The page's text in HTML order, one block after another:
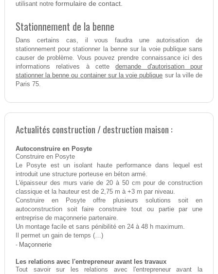
utilisant notre formulaire de contact.
Stationnement de la benne
Dans certains cas, il vous faudra une autorisation de
stationnement pour stationner la benne sur la voie publique sans
causer de problème. Vous pouvez prendre connaissance ici des
informations relatives à cettedemande d'autorisation pour
stationner la benne ou container sur la voie publique sur la ville de
Paris 75.
Actualités construction / destruction maison :
Autoconstruire en Posyte
Construire en Posyte
Le Posyte est un isolant haute performance dans lequel est
introduit une structure porteuse en béton armé.
L'épaisseur des murs varie de 20 à 50 cm pour de construction
classique et la hauteur est de 2,75 m à +3 m par niveau.
Construire en Posyte offre plusieurs solutions soit en
autoconstruction soit faire construire tout ou partie par une
entreprise de maçonnerie partenaire.
Un montage facile et sans pénibilité en 24 à 48 h maximum.
Il permet un gain de temps (…)
- Maçonnerie
Les relations avec l'entrepreneur avant les travaux
Tout savoir sur les relations avec l'entrepreneur avant la